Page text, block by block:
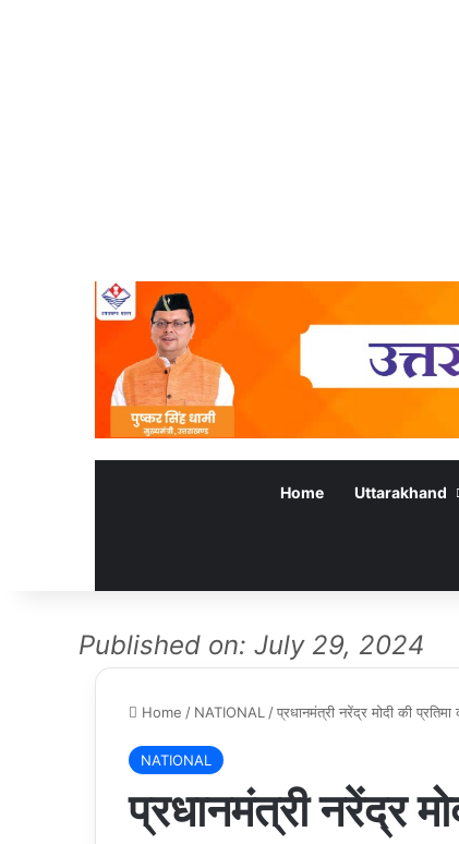
Home Uttarakhand
Published on: July 29, 2024
Home / NATIONAL /प्रधानमंत्री नरेंद्र मोदी की
NATIONAL
प्रधानमंत्री नरेंद्र